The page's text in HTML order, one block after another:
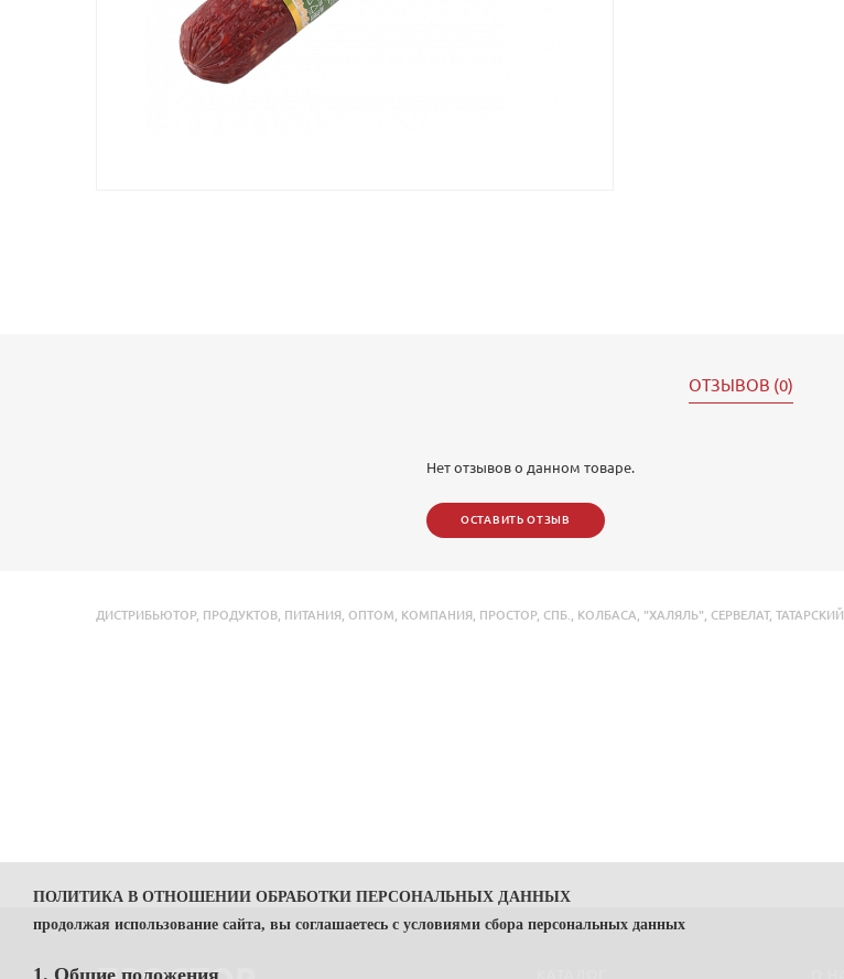
ОТЗЫВОВ (0)
Нет отзывов о данном товаре.
ОСТАВИТЬ ОТЗЫВ
ДИСТРИБЬЮТОР, ПРОДУКТОВ ПИТАНИЯ ОПТОМ КОМПАНИЯ ПРОСТОР, СПБ. КОЛБАСА "ХАЛЯЛЬ" СЕРВЕЛАТ, ТАТАРСКИЙ
ПОЛИТИКА В ОТНОШЕНИИ ОБРАБОТКИ ПЕРСОНАЛЬНЫХ ДАННЫХ
продолжая использование сайта, вы соглашаетесь с условиями сбора персональных данных
1. Общие положения